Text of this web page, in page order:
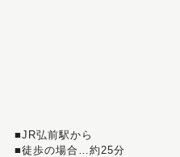
■JR弘前駅から
■徒歩の場合…約25分